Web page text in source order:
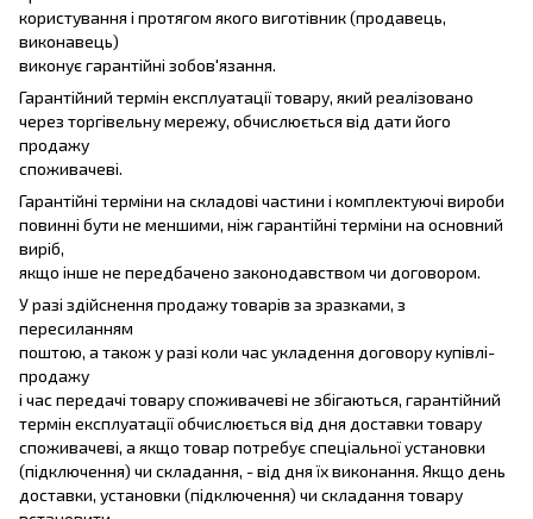
користування і протягом якого виготівник (продавець,
виконавець)
виконує гарантійні зобов'язання.
Гарантійний термін експлуатації товару, який реалізовано
через торгівельну мережу, обчислюється від дати його
продажу
споживачеві.
Гарантійні терміни на складові частини і комплектуючі вироби
повинні бути не меншими, ніж гарантійні терміни на основний
виріб,
якщо інше не передбачено законодавством чи договором.
У разі здійснення продажу товарів за зразками, з
пересиланням
поштою, а також у разі коли час укладення договору купівлі-
продажу
і час передачі товару споживачеві не збігаються, гарантійний
термін експлуатації обчислюється від дня доставки товару
споживачеві, а якщо товар потребує спеціальної установки
(підключення) чи складання, - від дня їх виконання. Якщо день
доставки, установки (підключення) чи складання товару